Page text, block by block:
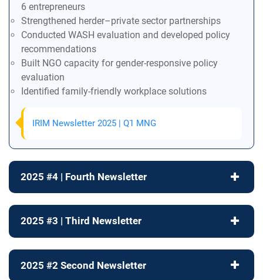
6 entrepreneurs
Strengthened herder–private sector partnerships
Conducted WASH evaluation and developed policy
recommendations
Built NGO capacity for gender-responsive policy
evaluation
Identified family-friendly workplace solutions
IRIM Newsletter 2025 | Q1 MNG
2025 #4 | Fourth Newsletter
2025 #3 | Third Newsletter
2025 #2 Second Newsletter